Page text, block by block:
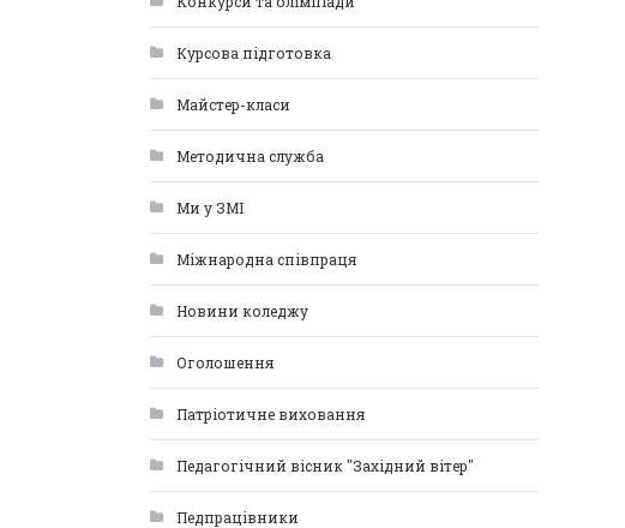
Курсова підготовка
Майстер-класи
Методична служба
Ми у ЗМІ
Міжнародна співпраця
Новини коледжу
Оголошення
Патріотичне виховання
Педагогічний вісник "Західний вітер"
Педпрацівники